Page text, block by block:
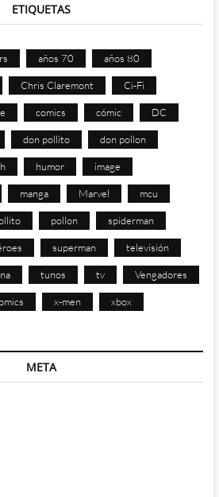
ETIQUETAS
años 70 años 80
Chris Claremont Ci-Fi
comics cómic DC
don pollito don pollon
humor image
manga Marvel mcu
pollon spiderman
superman televisión
tunos tv Vengadores
x-men xbox
META